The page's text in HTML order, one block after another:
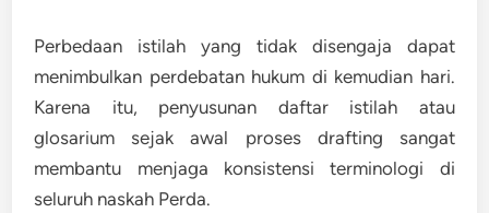
Perbedaan istilah yang tidak disengaja dapat
menimbulkan perdebatan hukum di kemudian hari.
Karena itu, penyusunan daftar istilah atau
glosarium sejak awal proses drafting sangat
membantu menjaga konsistensi terminologi di
seluruh naskah Perda.